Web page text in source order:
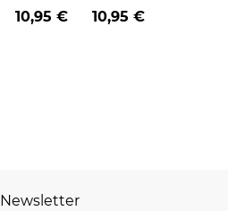
Leben So
10,95 € 10,95 €
Newsletter